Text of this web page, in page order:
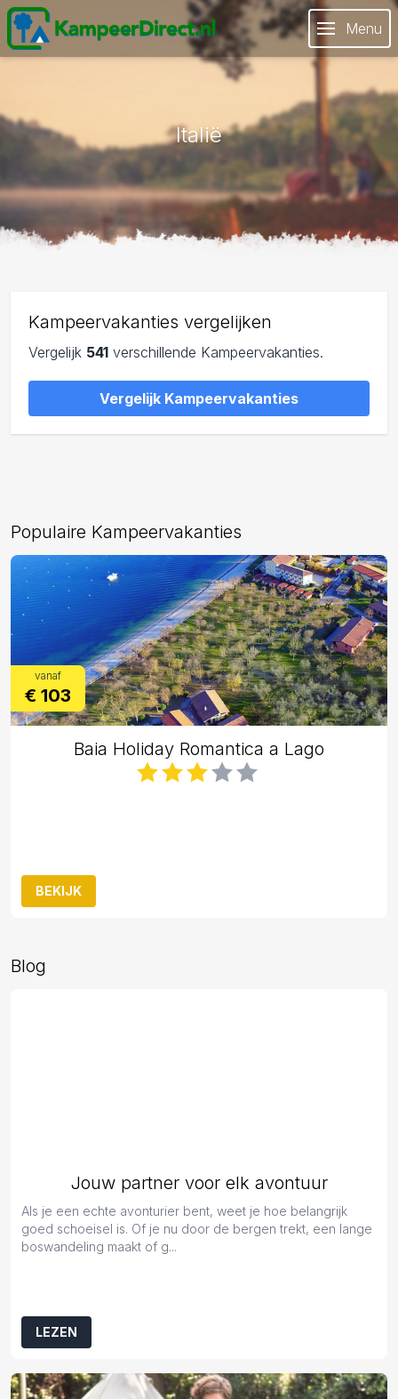
Menu
Italië
Kampeervakanties vergelijken
Vergelijk 541 verschillende Kampeervakanties.
Vergelijk Kampeervakanties
Populaire Kampeervakanties
vanaf
€ 103
Baia Holiday Romantica a Lago
BEKIJK
Blog
Jouw partner voor elk avontuur
Als je een echte avonturier bent, weet je hoe belangrijk
goed schoeisel is. Of je nu door de bergen trekt, een lange
boswandeling maakt of g...
LEZEN